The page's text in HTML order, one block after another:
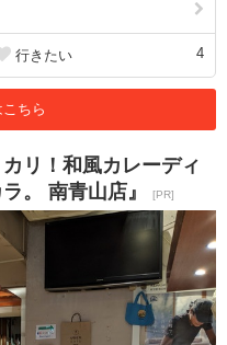
行きたい 4
ちら
リ！和風カレーディ
。 南青山店』
[PR]